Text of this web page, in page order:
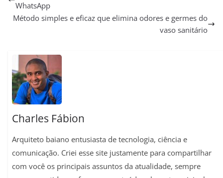
t
s
e
g
m
b
l
e
L
e
WhatsApp
Método simples e eficaz que elimina odores e germes do
vaso sanitário
Charles Fábion
Arquiteto baiano entusiasta de tecnologia, ciência e
comunicação. Criei esse site justamente para compartilhar
com você os principais assuntos da atualidade, sempre